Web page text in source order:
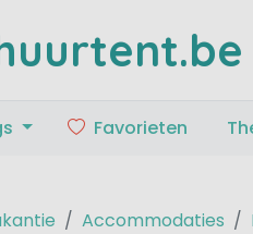
Favorieten
Accommodaties